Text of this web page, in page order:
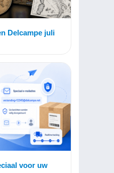
Delcampe juli
voor uw